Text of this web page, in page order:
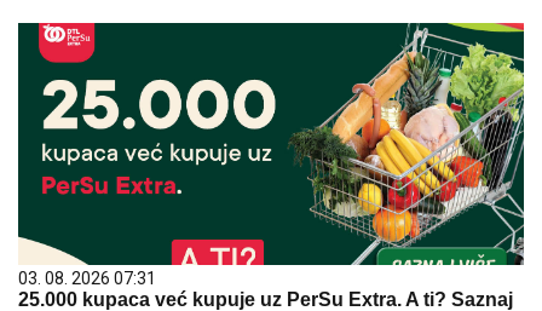
03. 08. 2026 07:31
25.000 kupaca već kupuje uz PerSu Extra. A ti? Saznaj